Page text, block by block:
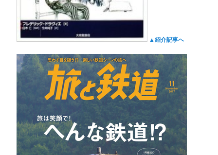
▲紹介記事へ